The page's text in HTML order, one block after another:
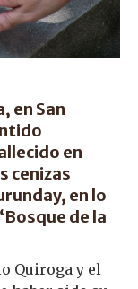
en San
en
cenizas
en lo
de la
Quiroga y el